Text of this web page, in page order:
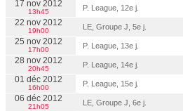
17 nov 2012
13h45 P. League, 12e j.
22 nov 2012
19h00 LE, Groupe J, 5e j.
25 nov 2012
17h00 P. League, 13e j.
28 nov 2012
20h45 P. League, 14e j.
01 déc 2012
16h00 P. League, 15e j.
06 déc 2012
21h05 LE, Groupe J, 6e j.